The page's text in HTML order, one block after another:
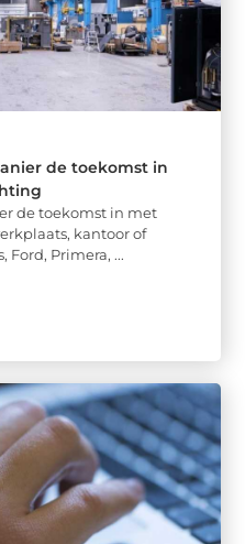
de toekomst in
de toekomst in met
kantoor of
Ford, Primera, ...